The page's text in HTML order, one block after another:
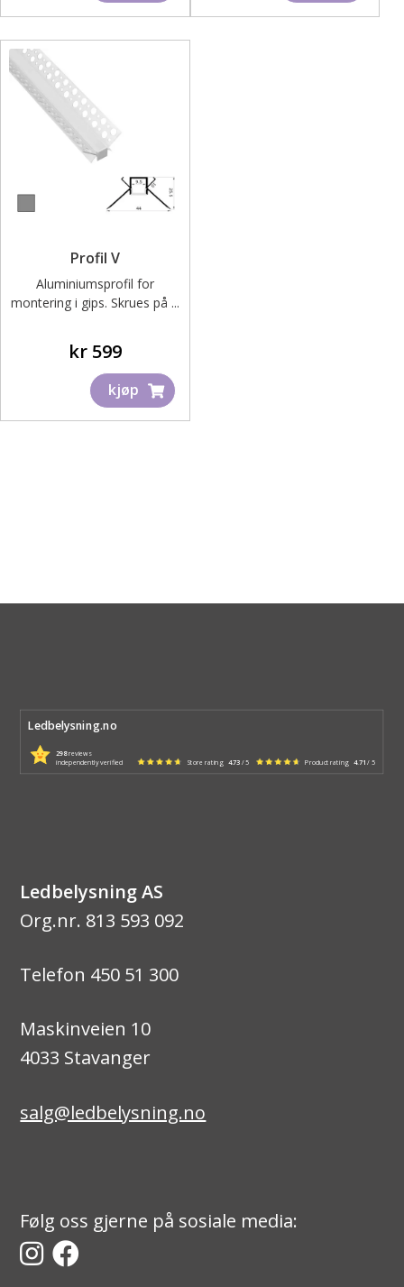
Profil V
Aluminiumsprofil for
montering i gips. Skrues på ...
kr599
kjøp
Ledbelysning.no
298reviews
independently verified Store rating 4.73 / 5 Product rating 4.71 / 5
Ledbelysning AS
Org.nr. 813 593 092
Telefon 450 51 300
Maskinveien 10
4033 Stavanger
salg@ledbelysning.no
Følg oss gjerne på sosiale media: